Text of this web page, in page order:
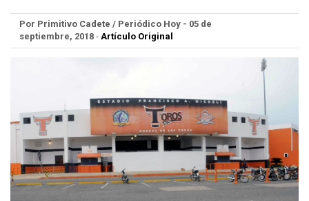
Por Primitivo Cadete / Periódico Hoy - 05 de
septiembre, 2018 - Artículo Original